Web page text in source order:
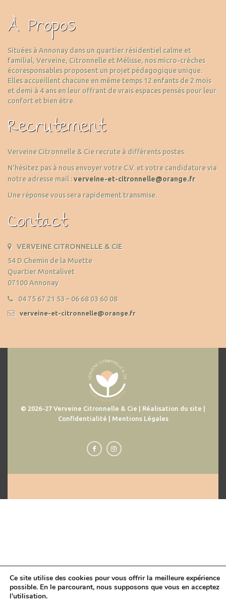
À Propos
Situées à Annonay dans un quartier résidentiel calme et
familial, Verveine, Citronnelle et Mélisse, nos micro-crèches
écoresponsables proposent un projet pédagogique unique.
Elles accueillent chacune en même temps 12 enfants de 2 mois
et demi à 4 ans en leur offrant de vrais espaces pensés pour leur
confort et bien être.
Recrutement
Verveine Citronnelle & Cie recrute à différents postes.
N’hésitez pas à nous envoyer votre C.V. et votre candidature via
notre adresse mail :verveine-et-citronnelle@orange.fr
Une réponse vous sera rapidement transmise.
Contact
VERVEINE CITRONNELLE & CIE
54 D Chemin de la Muette
Quartier Montalivet
07100 Annonay
04 75 67 21 53 – 06 68 03 60 08
verveine-et-citronnelle@orange.fr
© 2026-27 Verveine Citronnelle & Cie | Réalisation du site |
Confidentialité | Mentions Légales
Ce site utilise des cookies pour vous offrir la meilleure expérience
possible. En le parcourant, nous supposons que vous en acceptez
l'utilisation.